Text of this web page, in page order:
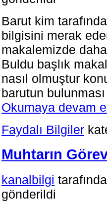
Barut kim
bilgisini merak
makalemizde
Buldu başlık
nasıl olmuştur
barutun
Okumaya devam
Faydalı Bilgiler
Muhtarın
kanalbilgi
gönderildi